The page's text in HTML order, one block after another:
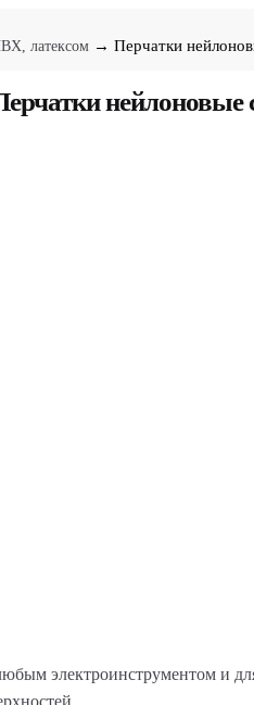
латексом → Перчатки
электроинструментом и